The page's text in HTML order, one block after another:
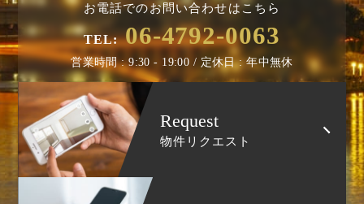
お電話でのお問い合わせはこちら
TEL: 06-4792-0063
営業時間 : 9:30 - 19:00 / 定休日 : 年中無休
Request
物件リクエスト